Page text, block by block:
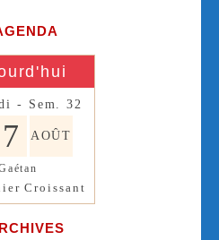
- Sem. 32
7 AOÛT
Croissant